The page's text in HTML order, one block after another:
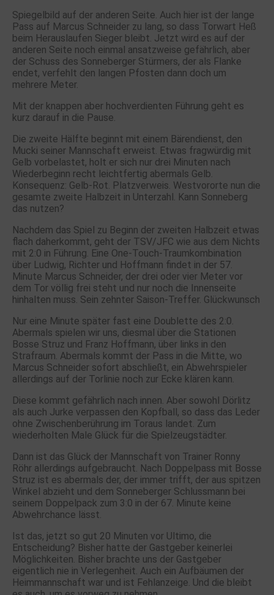
Spiegelbild auf der anderen Seite. Auch hier ist der lange
Pass auf Marcus Schneider zu lang, so dass Torwart Heß
beim Herauslaufen Sieger bleibt. Jetzt wird es auf der
anderen Seite noch einmal ansatzweise gefährlich, aber
der Schuss des Sonneberger Stürmers, der als Flanke
endet, verfehlt den langen Pfosten dann doch um
mehrere Meter.
Mit der knappen aber hochverdienten Führung geht es
kurz darauf in die Pause.
Die zweite Hälfte beginnt mit einem Bärendienst, den
Mucki seiner Mannschaft erweist. Etwas fragwürdig mit
Gelb vorbelastet, holt er sich nur drei Minuten nach
Wiederbeginn recht leichtfertig abermals Gelb.
Konsequenz: Gelb-Rot. Platzverweis. Westvororte nun die
gesamte zweite Halbzeit in Unterzahl. Kann Sonneberg
das nutzen?
Nachdem das Spiel zu Beginn der zweiten Halbzeit etwas
flach daherkommt, geht der TSV/JFC wie aus dem Nichts
mit 2:0 in Führung. Eine One-Touch-Traumkombination
über Ludwig, Richter und Hoffmann findet in der 57.
Minute Marcus Schneider, der drei oder vier Meter vor
dem Tor völlig frei steht und nur noch die Innenseite
hinhalten muss. Sein zehnter Saison-Treffer. Glückwunsch
Nur eine Minute später fast eine Doublette des 2:0.
Abermals spielen wir uns, diesmal über die Stationen
Bosse Struz und Franz Hoffmann, über links in den
Strafraum. Abermals kommt der Pass in die Mitte, wo
Marcus Schneider sofort abschließt, ein Abwehrspieler
allerdings auf der Torlinie noch zur Ecke klären kann.
Diese kommt gefährlich nach innen. Aber sowohl Dörlitz
als auch Jurke verpassen den Kopfball, so dass das Leder
ohne Zwischenberührung im Toraus landet. Zum
wiederholten Male Glück für die Spielzeugstädter.
Dann ist das Glück der Mannschaft von Trainer Ronny
Röhr allerdings aufgebraucht. Nach Doppelpass mit Bosse
Struz ist es abermals der, der immer trifft, der aus spitzen
Winkel abzieht und dem Sonneberger Schlussmann bei
seinem Doppelpack zum 3:0 in der 67. Minute keine
Abwehrchance lässt.
Ist das, jetzt so gut 20 Minuten vor Ultimo, die
Entscheidung? Bisher hatte der Gastgeber keinerlei
Möglichkeiten. Bisher brachte uns der Gastgeber
eigentlich nie in Verlegenheit. Auch ein Aufbäumen der
Heimmannschaft war und ist Fehlanzeige. Und die bleibt